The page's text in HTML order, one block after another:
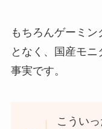
もちろんゲーミ
となく、国産モ
事実です。
こうい